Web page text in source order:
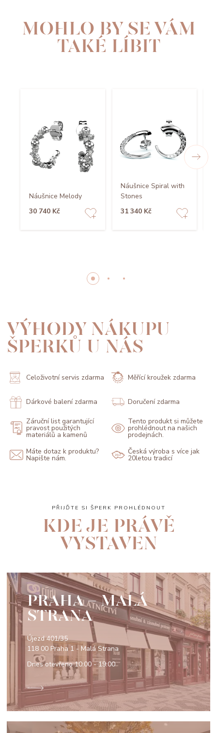
MOHLO BY SE VÁM
TAKÉ LÍBIT
Náušnice Melody
30 740 Kč
Náušnice Spiral with
Stones
31 340 Kč
VÝHODY NÁKUPU
ŠPERKŮ U NÁS
Celoživotní servis zdarma Měřící kroužek zdarma
Dárkové balení zdarma Doručení zdarma
Záruční list garantující
pravost použitých
materiálů a kamenů
Tento produkt si můžete
prohlédnout na našich
prodejnách.
Máte dotaz k produktu?
Napište nám.
Česká výroba s více jak
20letou tradicí
PŘIJĎTE SI ŠPERK PROHLÉDNOUT
KDE JE PRÁVĚ
VYSTAVEN
PRAHA - MALÁ
STRANA
Újezd 401/35
118 00 Praha 1 - Malá Strana
Dnes otevřeno10:00 - 19:00